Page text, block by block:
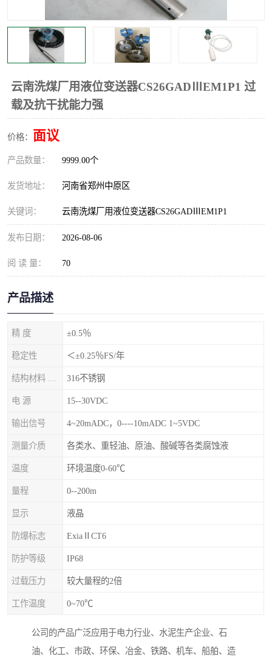
云南洗煤厂用液位变送器CS26GADⅢEM1P1 过
载及抗干扰能力强
价格： 面议
产品数量： 9999.00个
发货地址： 河南省郑州中原区
关键词： 云南洗煤厂用液位变送器CS26GADⅢEM1P1
发布日期： 2026-08-06
阅 读 量： 70
产品描述
精 度 ±0.5％
稳定性 ＜±0.25％FS/年
316不锈钢
电 源 15--30VDC
输出信号 4~20mADC，0----10mADC 1~5VDC
测量介质 各类水、重轻油、原油、酸碱等各类腐蚀液
温度 环境温度0-60℃
量程 0--200m
显示 液晶
防爆标志 ExiaⅡCT6
防护等级 IP68
过载压力 较大量程的2倍
工作温度 0~70℃
公司的产品广泛应用于电力行业、水泥生产企业、石
油、化工、市政、环保、冶金、铁路、机车、船舶、造
流量计 工业自动化系统成套设备